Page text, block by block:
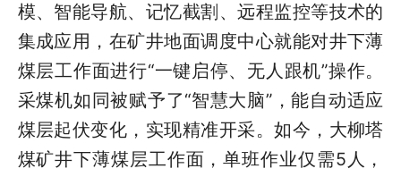
模、智能导航、记忆截割、远程监控等技术的
集成应用，在矿井地面调度中心就能对井下薄
煤层工作面进行“一键启停、无人跟机”操作。
采煤机如同被赋予了“智慧大脑”，能自动适应
煤层起伏变化，实现精准开采。如今，大柳塔
煤矿井下薄煤层工作面，单班作业仅需5人，